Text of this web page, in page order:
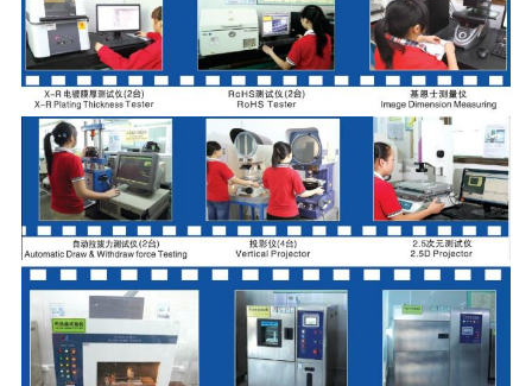
WYCIECZKA
PO
FABRYCE
KONTROLA
JAKOŚCI
SKONTAKTUJ
SIĘ